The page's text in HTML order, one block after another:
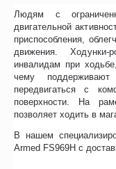
Людям с
двигательной
приспособления,
движения. Ходунки-
инвалидам при
чему
передвигаться с
поверхности. На
позволяет ходить в
В нашем
Armed FS969H с